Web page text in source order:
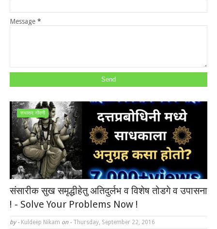
Message *
सभासद नोंदणी
संसारीक सुख समृद्धीहेतु अतिदुर्लभ व विशेष तोडगे व उपासना
! - Solve Your Problems Now !
by - Kuldeep Nikam on - Thursday, September 22, 2016